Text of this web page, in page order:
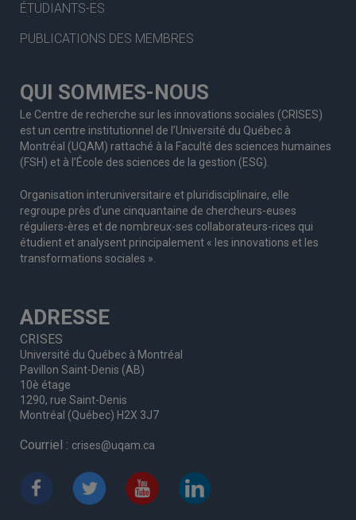
ÉTUDIANTS-ES
PUBLICATIONS DES MEMBRES
QUI SOMMES-NOUS
Le Centre de recherche sur les innovations sociales (CRISES)
est un centre institutionnel de l’Université du Québec à
Montréal (UQAM) rattaché à la Faculté des sciences humaines
(FSH) et à l’École des sciences de la gestion (ESG).
Organisation interuniversitaire et pluridisciplinaire, elle
regroupe près d’une cinquantaine de chercheurs-euses
réguliers-ères et de nombreux-ses collaborateurs-rices qui
étudient et analysent principalement « les innovations et les
transformations sociales ».
ADRESSE
CRISES
Université du Québec à Montréal
Pavillon Saint-Denis (AB)
10è étage
1290, rue Saint-Denis
Montréal (Québec) H2X 3J7
Courriel : crises@uqam.ca